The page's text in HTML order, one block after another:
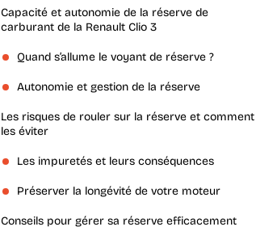
Capacité et autonomie de la réserve de
carburant de la Renault Clio 3
Quand s’allume le voyant de réserve ?
Autonomie et gestion de la réserve
Les risques de rouler sur la réserve et comment
les éviter
Les impuretés et leurs conséquences
Préserver la longévité de votre moteur
Conseils pour gérer sa réserve efficacement